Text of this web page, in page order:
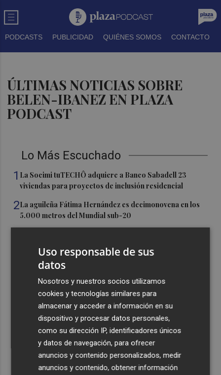
PODCASTS PUBLICIDAD QUIÉNES SOMOS CONTACTO
ÚLTIMAS NOTICIAS SOBRE
BELEN-IBANEZ EN PLAZA
PODCAST
Lo Más Escuchado
1 La Socimi tuTECHÔ adquiere a Banco Sabadell 23
viviendas para proyectos de inclusión residencial
2La aguileña Fátima Hernández es decimonovena en los
5.000 metros del Mundial sub-20
Crece la confianza por la deuda española: el Tesoro
La Generalitat destina 5,5 millones a impulsar la
internacionalización de 137 empresas valencianas
afectadas por la Dana
Uso responsable de sus
datos
Nosotros y nuestros socios utilizamos
cookies y tecnologías similares para
almacenar y acceder a información en su
dispositivo y procesar datos personales,
como su dirección IP, identificadores únicos
y datos de navegación, para ofrecer
anuncios y contenido personalizados, medir
anuncios y contenido, obtener información